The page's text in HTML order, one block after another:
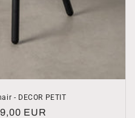
- DECOR PETIT
EUR